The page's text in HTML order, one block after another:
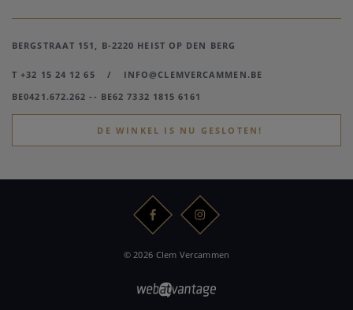
BERGSTRAAT 151, B-2220 HEIST OP DEN BERG
T +32 15 24 12 65 /
INFO@CLEMVERCAMMEN.BE
BE0421.672.262 -- BE62 7332 1815 6161
DE WINKEL IS NU GESLOTEN!
© 2026 Clem Vercammen